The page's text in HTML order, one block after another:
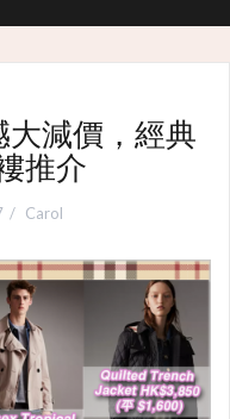
大減價，經典
推介
Carol